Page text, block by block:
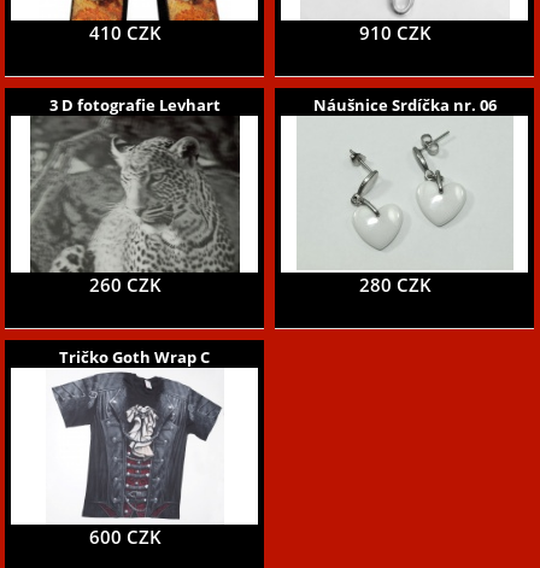
410 CZK 910 CZK
3 D fotografie Levhart
260 CZK
Náušnice Srdíčka nr. 06
280 CZK
Tričko Goth Wrap C
600 CZK